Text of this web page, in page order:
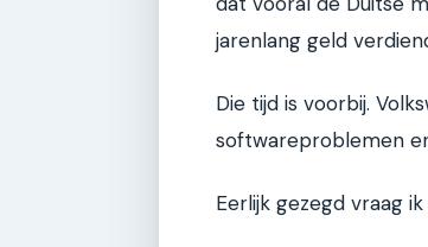
jarenlang geld
Die tijd is voorbij.
softwareproblemen
Eerlijk gezegd vraag